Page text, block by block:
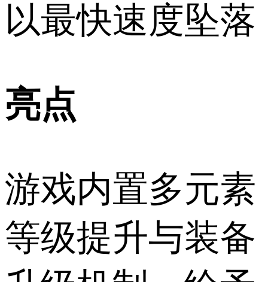
以最快速度坠落
亮点
游戏内置多元素
等级提升与装备